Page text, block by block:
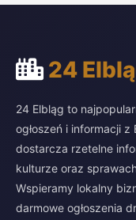
24
24 Elbląg to
ogłoszeń i informacji
dostarcza rzetelne
kulturze oraz
Wspieramy lokalny
darmowe ogłoszenia